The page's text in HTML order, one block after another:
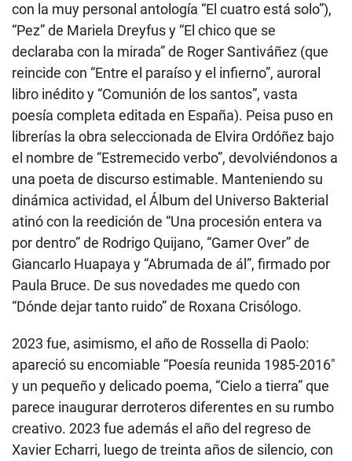
con la muy personal antología “El cuatro está solo”),
“Pez” de Mariela Dreyfus y “El chico que se
declaraba con la mirada” de Roger Santiváñez (que
reincide con “Entre el paraíso y el infierno”, auroral
libro inédito y “Comunión de los santos”, vasta
poesía completa editada en España). Peisa puso en
librerías la obra seleccionada de Elvira Ordóñez bajo
el nombre de “Estremecido verbo”, devolviéndonos a
una poeta de discurso estimable. Manteniendo su
dinámica actividad, el Álbum del Universo Bakterial
atinó con la reedición de “Una procesión entera va
por dentro” de Rodrigo Quijano, “Gamer Over” de
Giancarlo Huapaya y “Abrumada de ál”, firmado por
Paula Bruce. De sus novedades me quedo con
“Dónde dejar tanto ruido” de Roxana Crisólogo.
2023 fue, asimismo, el año de Rossella di Paolo:
apareció su encomiable “Poesía reunida 1985-2016″
y un pequeño y delicado poema, “Cielo a tierra” que
parece inaugurar derroteros diferentes en su rumbo
creativo. 2023 fue además el año del regreso de
Xavier Echarri, luego de treinta años de silencio, con